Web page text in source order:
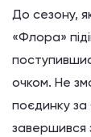
До сезону,
«Флора»
очком. Не
поєдинку
завершився